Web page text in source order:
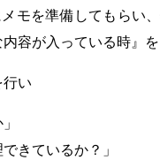
モを準備してもらい
容が入っている時』
行い
きているか？」